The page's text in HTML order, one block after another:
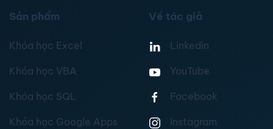
Sản phẩm
Khóa học Excel
Khóa học VBA
Khóa học SQL
Khóa học Google Apps
Về tác giả
Linkedin
YouTube
Facebook
Instagram